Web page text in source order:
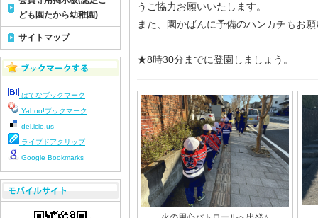
うご協力お願いいたします。
また、園かばんに予備のハンカチもお
★8時30分までに登園しましょう。
ども園たから幼稚園)
サイトマップ
はてなブックマーク
Yahoo!ブックマーク
del.icio.us
ライブドアクリップ
Google Bookmarks